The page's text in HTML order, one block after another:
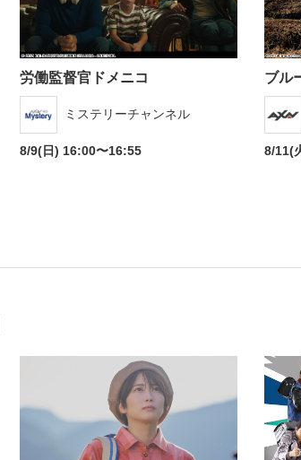
国内
音楽 バラエテ
労働監督官ドメニコ
ミステリーチャンネル
8/9(日) 16:00〜16:55
ブル
8/11(